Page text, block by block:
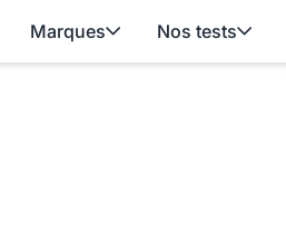
Marques Nos tests